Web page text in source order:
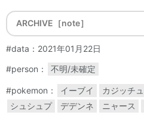
ARCHIVE［note］
#data：2021年01月22日
#person：
不明/未確定
#pokemon： イーブイ カジッチュ
シュシュプ
デデンネ ニャース